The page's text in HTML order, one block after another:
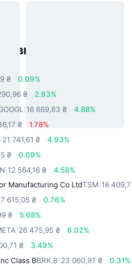
реального
₴
0.09%
₴
2.93%
16 669,83 ₴
4.88%
₴
1.78%
21 741,61 ₴
4.93%
₴
0.09%
12 564,16 ₴
4.58%
Manufacturing Co LtdTSM 18
615,05 ₴
0.76%
₴
5.68%
26 475,95 ₴
6.02%
₴
3.49%
Class BBRK.B 23 060,97 ₴
0.31%